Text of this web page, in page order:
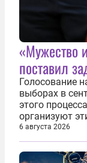
«Мужество
поставил
Голосование
выборах в
этого
организуют
власти», —
на
6 августа 2026